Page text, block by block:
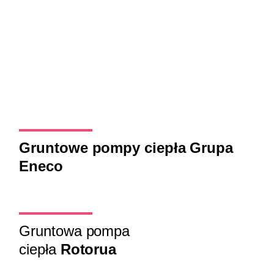
Gruntowe pompy ciepła Grupa
Eneco
Gruntowa pompa
ciepłaRotorua